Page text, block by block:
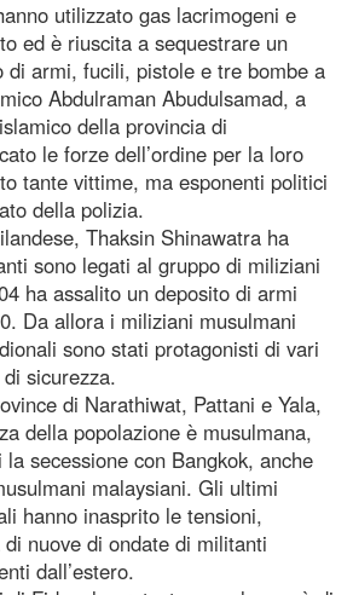
utilizzato gas lacrimogeni e
ed è riuscita a sequestrare un
di armi, fucili, pistole e tre bombe a
Abdulraman Abudulsamad, a
della provincia di
le forze dell’ordine per la loro
tante vittime, ma esponenti politici
della polizia.
Thaksin Shinawatra ha
sono legati al gruppo di miliziani
ha assalito un deposito di armi
Da allora i miliziani musulmani
sono stati protagonisti di vari
sicurezza.
di Narathiwat, Pattani e Yala,
della popolazione è musulmana,
secessione con Bangkok, anche
malaysiani. Gli ultimi
hanno inasprito le tensioni,
nuove di ondate di militanti
dall’estero.